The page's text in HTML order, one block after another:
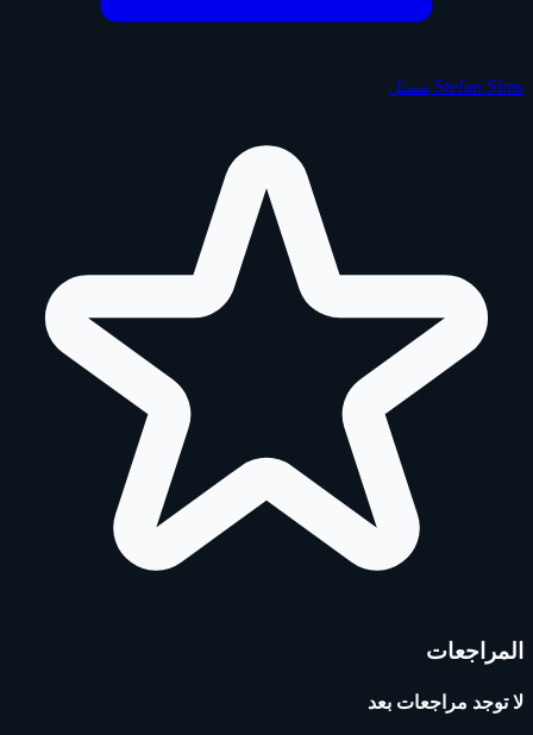
Stefan Sims ممثل
المراجعات
لا توجد مراجعات بعد